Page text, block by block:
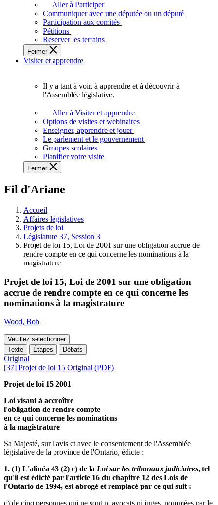
plein
potentiel,
l'Assemblée
a
besoin
de
Aller à Participer
Communiquer avec une députée ou un député
Participation aux comités
Pétitions
Réserver les terrains
Fermer
Visiter et apprendre
voir,
apprendre
et
à
à
législative.
Il y a tant à voir, à apprendre et à découvrir à
l'Assemblée législative.
Aller à Visiter et apprendre
Options de visites et webinaires
Enseigner, apprendre et jouer
Le parlement et le gouvernement
Groupes scolaires
Planifier votre visite
Fermer
Fil d'Ariane
Accueil
Affaires législatives
Projets de loi
Législature 37, Session 3
Projet de loi 15, Loi de 2001 sur une obligation accrue de
rendre compte en ce qui concerne les nominations à la
magistrature
Projet de loi 15, Loi de 2001 sur une obligation
accrue de rendre compte en ce qui concerne les
nominations à la magistrature
Wood, Bob
Veuillez sélectionner
Texte
Étapes Débats
Original
[37] Projet de loi 15 Original (PDF)
Projet de loi 15 2001
Loi visant à accroître
l'obligation de rendre compte
en ce qui concerne les nominations
à la magistrature
Sa Majesté, sur l'avis et avec le consentement de l'Assemblée
législative de la province de l'Ontario, édicte :
1. (1) L'alinéa 43 (2) c) de la Loi sur les tribunaux judiciaires, tel
qu'il est édicté par l'article 16 du chapitre 12 des Lois de
l'Ontario de 1994, est abrogé et remplacé par ce qui suit :
c) de cinq personnes qui ne sont ni avocats ni juges, nommées par le